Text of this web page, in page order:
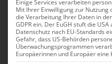
in der
Altenhilfe
Einige Services verarbeiten
Mit Ihrer Einwilligung zur Nutzung
die Verarbeitung Ihrer Daten in
GDPR ein. Der EuGH stuft die
Datenschutz nach EU-Standards
Gefahr, dass US-Behörden
Überwachungsprogrammen
Europäerinnen und Europäer